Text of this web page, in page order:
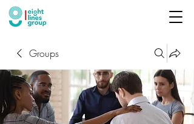
Groups